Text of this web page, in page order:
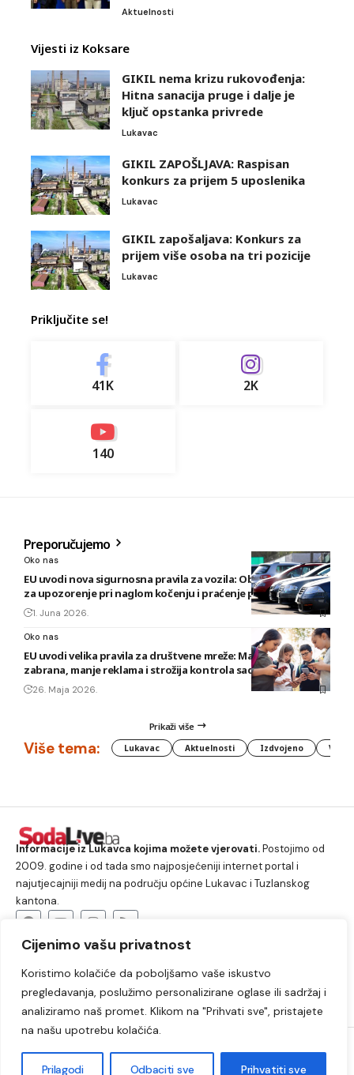
Cijenimo vašu privatnost
Koristimo kolačiće da poboljšamo vaše iskustvo
pregledavanja, poslužimo personalizirane oglase ili sadržaj i
analiziramo naš promet. Klikom na "Prihvati sve", pristajete
na našu upotrebu kolačića.
Prilagodi Odbaciti sve Prihvatiti sve
Aktuelnosti
Vijesti iz Koksare
GIKIL nema krizu rukovođenja:
Hitna sanacija pruge i dalje je
ključ opstanka privrede
Lukavac
GIKIL ZAPOŠLJAVA: Raspisan
konkurs za prijem 5 uposlenika
Lukavac
GIKIL zapošaljava: Konkurs za
prijem više osoba na tri pozicije
Lukavac
Priključite se!
41K 2K
140
Preporučujemo
Oko nas
EU uvodi nova sigurnosna pravila za vozila: Obavezni sistemi
za upozorenje pri naglom kočenju i praćenje pažnje vozača
1. Juna 2026.
Oko nas
EU uvodi velika pravila za društvene mreže: Maloljetnicima
zabrana, manje reklama i strožija kontrola sadržaja
26. Maja 2026.
Prikaži više
Više tema: Lukavac Aktuelnosti Izdvojeno
Informacije iz Lukavca kojima možete vjerovati.Postojimo od
2009. godine i od tada smo najposjećeniji internet portal i
najutjecajniji medij na području općine Lukavac i Tuzlanskog
kantona.
Lukavac Društvo Crna hronika
Sport
Kultura
Kolumne Slobodno vrijeme